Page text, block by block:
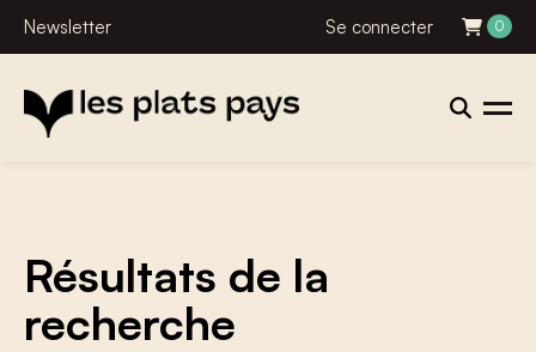
Newsletter Se connecter 0
Résultats de la
recherche